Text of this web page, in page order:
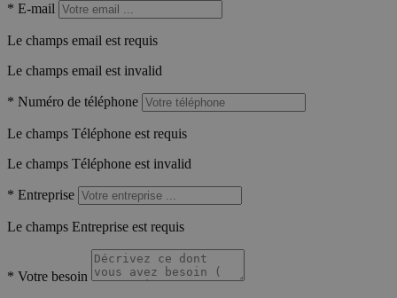
* E-mail
Le champs email est requis
Le champs email est invalid
* Numéro de téléphone
Le champs Téléphone est requis
Le champs Téléphone est invalid
* Entreprise
Le champs Entreprise est requis
* Votre besoin